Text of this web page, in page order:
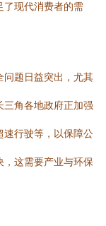
了现代消费者的需
问题日益突出，尤其
角各地政府正加强
速行驶等，以保障公
这需要产业与环保